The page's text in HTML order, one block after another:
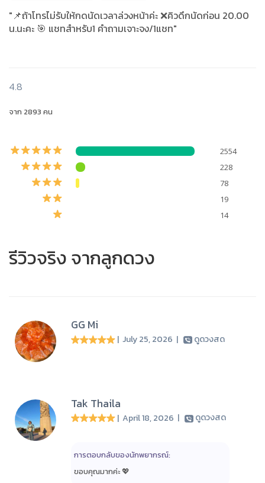
"📌ถ้าโทรไม่รับให้กดนัดเวลาล่วงหน้าค่ะ ❌คิวดึกนัดก่อน 20.00
น.นะคะ 🎯 แชทสำหรับ1 คำถามเจาะจง/1แชท"
4.8
จาก 2893 คน
2554
228
78
19
14
รีวิวจริง จากลูกดวง
GG Mi
| July 25, 2026 | ดูดวงสด
Tak Thaila
| April 18, 2026 | ดูดวงสด
การตอบกลับของนักพยากรณ์:
ขอบคุณมากค่ะ 💖